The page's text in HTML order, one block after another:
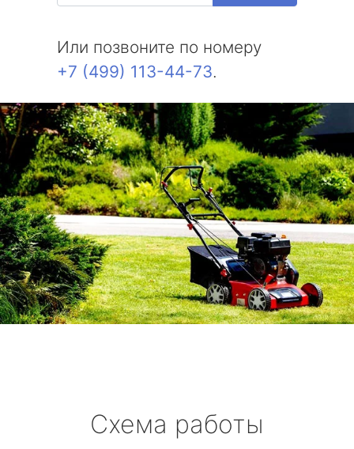
Или позвоните по номеру
+7 (499) 113-44-73.
Схема работы